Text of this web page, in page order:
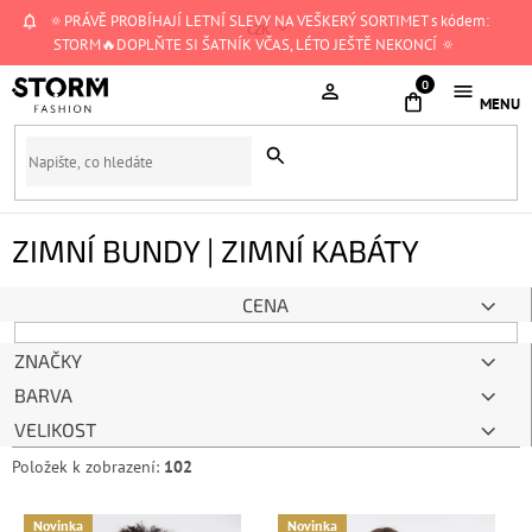
Přejít
🔅PRÁVĚ PROBÍHAJÍ LETNÍ SLEVY NA VEŠKERÝ SORTIMET s kódem:
STORM🔥DOPLŇTE SI ŠATNÍK VČAS, LÉTO JEŠTĚ NEKONCÍ 🔅
CZK
NÁKUPNÍ
ZIMNÍ BUNDY | ZIMNÍ KABÁTY
CENA
ZNAČKY
BARVA
VELIKOST
Položek k zobrazení: 102
V Novinka Novinka